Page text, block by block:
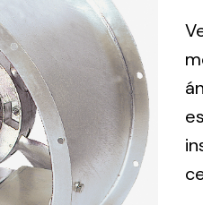
eléctrico.
Lighting and
Electrical
Equipment